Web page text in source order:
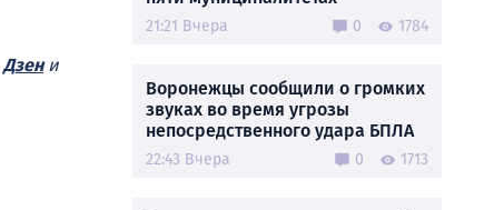
Дзени
21:21 Вчера 0 1784
Воронежцы сообщили о громких
звуках во время угрозы
непосредственного удара БПЛА
22:43 Вчера 0 1713